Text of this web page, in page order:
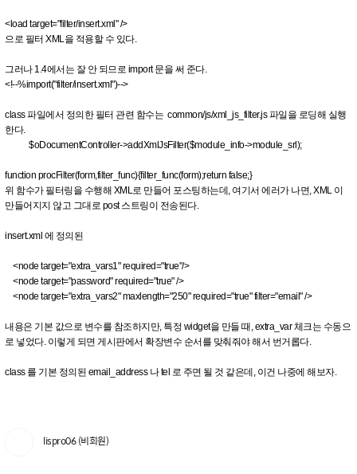
<load target="filter/insert.xml" />
으로 필터 XML을 적용할 수 있다.
그러나 1.4에서는 잘 안 되므로 import 문을 써 준다.
<!--%import("filter/insert.xml")-->
class 파일에서 정의한 필터 관련 함수는 common/js/xml_js_filter.js 파일을 로딩해 실행
한다.
$oDocumentController->addXmlJsFilter($module_info->module_srl);
function procFilter(form,filter_func){filter_func(form);return false;}
위 함수가 필터링을 수행해 XML로 만들어 포스팅하는데, 여기서 에러가 나면, XML 이
만들어지지 않고 그대로 post 스트링이 전송된다.
insert.xml 에 정의된
<node target="extra_vars1" required="true"/>
<node target="password" required="true" />
<node target="extra_vars2" maxlength="250" required="true" filter="email" />
내용은 기본 값으로 변수를 참조하지만, 특정 widget을 만들 때, extra_var 체크는 수동으
로 넣었다. 이렇게 되면 게시판에서 확장변수 순서를 맞춰줘야 해서 번거롭다.
class 를 기본 정의된 email_address 나 tel 로 주면 될 것 같은데, 이건 나중에 해보자.
lispro06 (비회원)